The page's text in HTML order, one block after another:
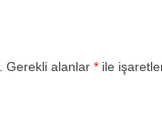
Gerekli alanlar * ile